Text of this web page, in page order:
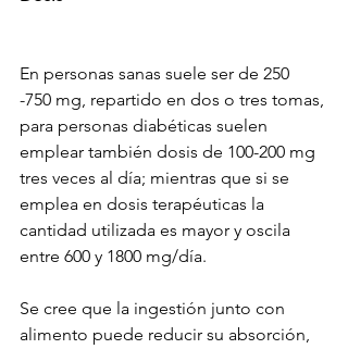
En personas sanas suele ser de 250
-750 mg, repartido en dos o tres tomas,
para personas diabéticas suelen
emplear también dosis de 100-200 mg
tres veces al día; mientras que si se
emplea en dosis terapéuticas la
cantidad utilizada es mayor y oscila
entre 600 y 1800 mg/día.
Se cree que la ingestión junto con
alimento puede reducir su absorción,